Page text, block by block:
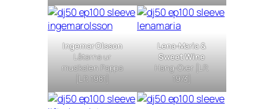
Ingemar Olsson
Låtarna ur
musikalen Pappa
[LP, 1981]
Lena-Maria &
Sweet Wine
Hang-Over [LP,
1973]